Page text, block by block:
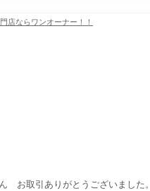
ならワンオーナー！！
お取引ありがとうございました。